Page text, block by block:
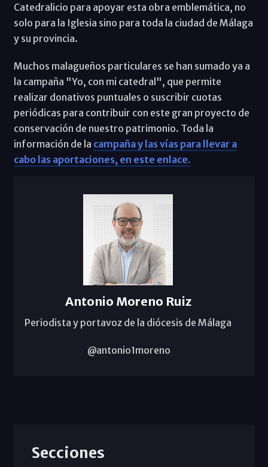
Catedralicio para apoyar esta obra emblemática, no
solo para la Iglesia sino para toda la ciudad de Málaga
y su provincia.
Muchos malagueños particulares se han sumado ya a
la campaña "Yo, con mi catedral", que permite
realizar donativos puntuales o suscribir cuotas
periódicas para contribuir con este gran proyecto de
conservación de nuestro patrimonio. Toda la
información de la campaña y las vías para llevar a
cabo las aportaciones, en este enlace.
Antonio Moreno Ruiz
Periodista y portavoz de la diócesis de Málaga
@antonio1moreno
Secciones